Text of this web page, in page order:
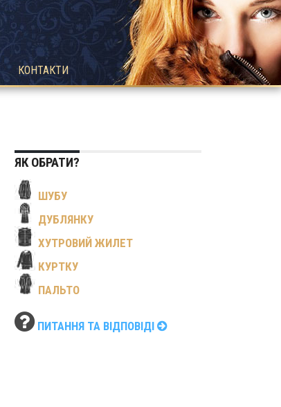
КОНТАКТИ
ЯК ОБРАТИ?
ШУБУ
ДУБЛЯНКУ
ХУТРОВИЙ ЖИЛЕТ
КУРТКУ
ПАЛЬТО
ПИТАННЯ ТА ВІДПОВІДІ